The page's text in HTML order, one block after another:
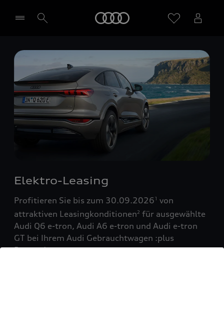
Händler wählen
Elektro-Leasing
Profitieren Sie bis zum 30.09.20261 von
attraktiven Leasingkonditionen2 für ausgewählte
Audi Q6 e-tron, Audi A6 e-tron und Audi e-tron
GT bei Ihrem Audi Gebrauchtwagen :plus
Partner!